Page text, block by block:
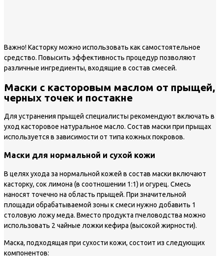
Важно!Касторку можно использовать как самостоятельное
средство. Повысить эффективность процедур позволяют
различные ингредиенты, входящие в состав смесей.
Маски с касторовым маслом от прыщей,
черных точек и постакне
Для устранения прыщей специалисты рекомендуют включать в
уход касторовое натуральное масло. Состав маски при прыщах
используется в зависимости от типа кожных покровов.
Маски для нормальной и сухой кожи
В целях ухода за нормальной кожей в состав маски включают
касторку, сок лимона (в соотношении 1:1) и огурец. Смесь
наносят точечно на область прыщей. При значительной
площади обрабатываемой зоны к смеси нужно добавить 1
столовую ложу меда. Вместо продукта пчеловодства можно
использовать 2 чайные ложки кефира (высокой жирности).
Маска, подходящая при сухости кожи, состоит из следующих
компонентов: